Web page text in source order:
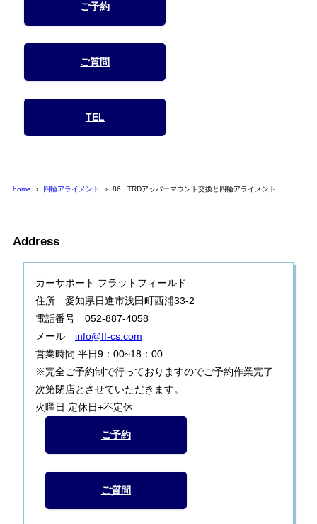
ご予約
ご質問
TEL
home 四輪アライメント 86 TRDアッパーマウント交換と四輪アライメント
Address
カーサポート フラットフィールド
住所 愛知県日進市浅田町西浦33-2
電話番号 052-887-4058
メール info@ff-cs.com
営業時間 平日9：00~18：00
※完全ご予約制で行っておりますのでご予約作業完了
次第閉店とさせていただきます。
火曜日 定休日+不定休
ご予約
ご質問